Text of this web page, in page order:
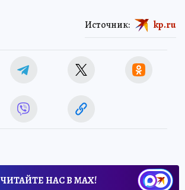
Источник: kp.ru
ЧИТАЙТЕ НАС В МАХ!